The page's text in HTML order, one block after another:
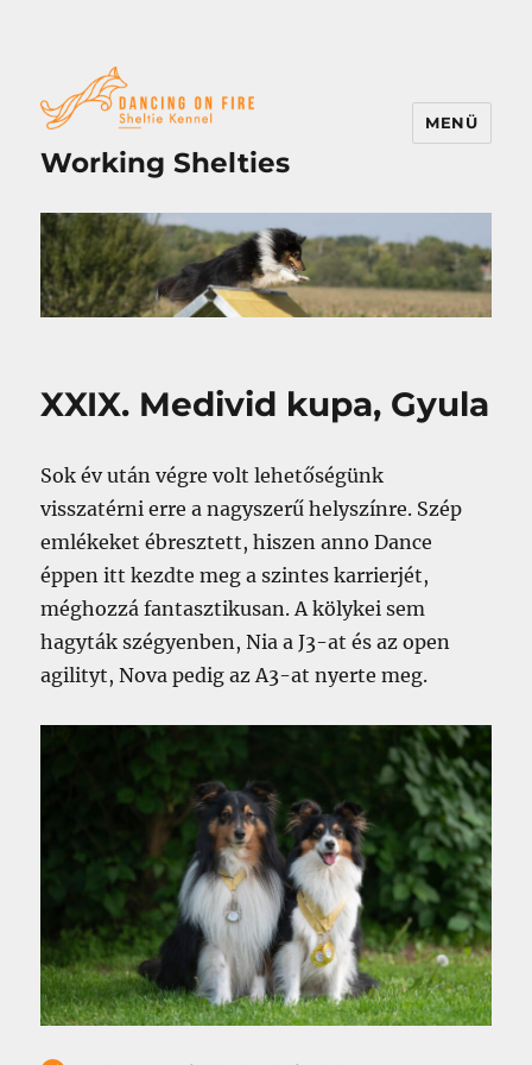
Working Shelties
MENÜ
XXIX. Medivid kupa, Gyula
Sok év után végre volt lehetőségünk
visszatérni erre a nagyszerű helyszínre. Szép
emlékeket ébresztett, hiszen anno Dance
éppen itt kezdte meg a szintes karrierjét,
méghozzá fantasztikusan. A kölykei sem
hagyták szégyenben, Nia a J3-at és az open
agilityt, Nova pedig az A3-at nyerte meg.